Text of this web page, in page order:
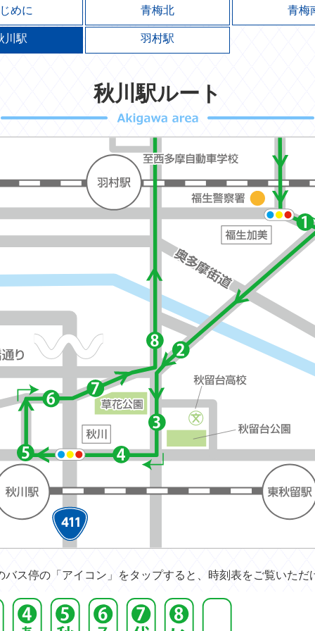
めに 青梅北 青梅
川駅 羽村駅
秋川駅ルート
バス停の「アイコン」をタップすると、時刻表をご覧いただ